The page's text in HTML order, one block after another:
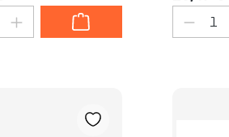
Wert ein oder
Anzahl: Gib den